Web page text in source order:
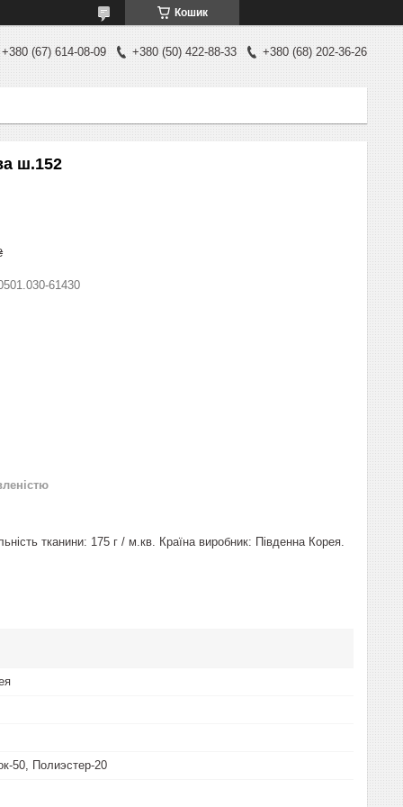
Кошик
+380 (67) 614-08-09 +380 (50) 422-88-33 +380 (68) 202-36-26
ш.152
61430
тканини: 175 г / м.кв. Країна виробник: Південна Корея.
50, Полиэстер-20